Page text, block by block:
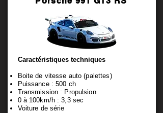
Caractéristiques techniques
Boite de vitesse auto (palettes)
Puissance : 500 ch
Transmission : Propulsion
0 à 100km/h : 3,3 sec
Voiture de série